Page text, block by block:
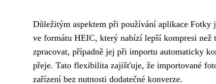
Důležitým aspektem při používání aplikace Fotky
ve formátu HEIC, který nabízí lepší kompresi než
zpracovat, případně jej při importu automaticky
přeje. Tato flexibilita zajišťuje, že importované
zařízení bez nutnosti dodatečné konverze.